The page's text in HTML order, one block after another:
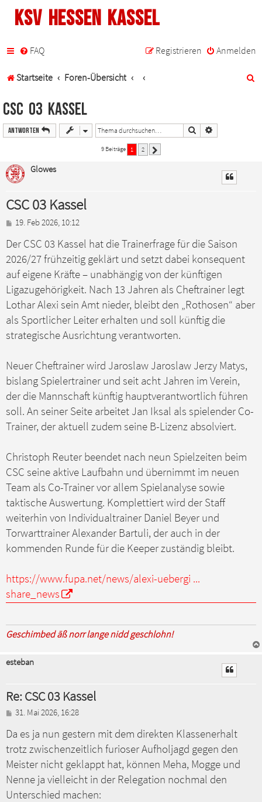
KSV Hessen Kassel
FAQ Anmelden
Registrieren
Startseite Foren-Übersicht
CSC 03 Kassel
Antworten Suche
9 Beiträge 1 2
Glowes
CSC 03 Kassel
B
i
r
a
g
19. Feb 2026, 10:12
Der CSC 03 Kassel hat die Trainerfrage für die Saison
2026/27 frühzeitig geklärt und setzt dabei konsequent
auf eigene Kräfte – unabhängig von der künftigen
Ligazugehörigkeit. Nach 13 Jahren als Cheftrainer legt
Lothar Alexi sein Amt nieder, bleibt den „Rothosen“ aber
als Sportlicher Leiter erhalten und soll künftig die
strategische Ausrichtung verantworten.
Neuer Cheftrainer wird Jaroslaw Jaroslaw Jerzy Matys,
bislang Spielertrainer und seit acht Jahren im Verein,
der die Mannschaft künftig hauptverantwortlich führen
soll. An seiner Seite arbeitet Jan Iksal als spielender Co-
Trainer, der aktuell zudem seine B-Lizenz absolviert.
Christoph Reuter beendet nach neun Spielzeiten beim
CSC seine aktive Laufbahn und übernimmt im neuen
Team als Co-Trainer vor allem Spielanalyse sowie
taktische Auswertung. Komplettiert wird der Staff
weiterhin von Individualtrainer Daniel Beyer und
Torwarttrainer Alexander Bartuli, der auch in der
kommenden Runde für die Keeper zuständig bleibt.
https://www.fupa.net/news/alexi-uebergi ...
share_news
Geschimbed äß norr lange nidd geschlohn!
esteban
Re: CSC 03 Kassel
B
i
r
a
g
31. Mai 2026, 16:28
Da es ja nun gestern mit dem direkten Klassenerhalt
trotz zwischenzeitlich furioser Aufholjagd gegen den
Meister nicht geklappt hat, können Meha, Mogge und
Nenne ja vielleicht in der Relegation nochmal den
Unterschied machen: